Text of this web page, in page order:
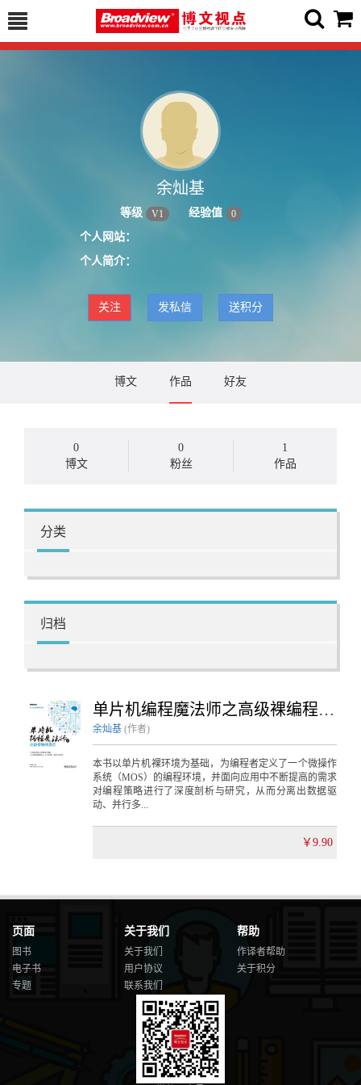
余灿基
等级 V1 经验值 0
个人网站：
个人简介：
关注 发私信 送积分
博文 作品 好友
0
博文
0
粉丝
1
作品
分类
归档
单片机编程魔法师之高级裸编程思想
余灿基 (作者)
本书以单片机裸环境为基础，为编程者定义了一个微操作
系统（MOS）的编程环境，并面向应用中不断提高的需求
对编程策略进行了深度剖析与研究，从而分离出数据驱
动、并行多...
￥9.90
页面
图书
电子书
专题
关于我们
关于我们
用户协议
联系我们
帮助
作译者帮助
关于积分